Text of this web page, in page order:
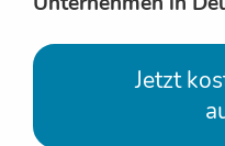
Jetzt